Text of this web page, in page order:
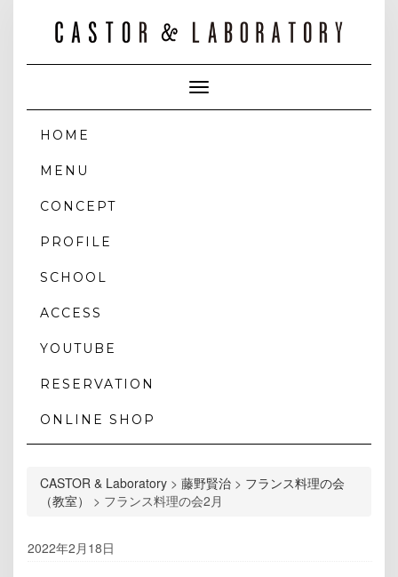
Toggle
Navigation
HOME
MENU
CONCEPT
PROFILE
SCHOOL
ACCESS
YOUTUBE
RESERVATION
ONLINE SHOP
CASTOR & Laboratory > 藤野賢治 > フランス料理の会
（教室）
> フランス料理の会2月
2022年2月18日